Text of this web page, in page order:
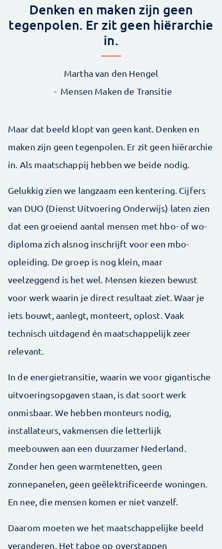
Denken en maken zijn geen
tegenpolen. Er zit geen hiërarchie
in.
Martha van den Hengel
Mensen Maken de Transitie
Maar dat beeld klopt van geen kant. Denken en
maken zijn geen tegenpolen. Er zit geen hiërarchie
in. Als maatschappij hebben we beide nodig.
Gelukkig zien we langzaam een kentering. Cijfers
van DUO (Dienst Uitvoering Onderwijs) laten zien
dat een groeiend aantal mensen met hbo- of wo-
diploma zich alsnog inschrijft voor een mbo-
opleiding. De groep is nog klein, maar
veelzeggend is het wel. Mensen kiezen bewust
voor werk waarin je direct resultaat ziet. Waar je
iets bouwt, aanlegt, monteert, oplost. Vaak
technisch uitdagend én maatschappelijk zeer
relevant.
In de energietransitie, waarin we voor gigantische
uitvoeringsopgaven staan, is dat soort werk
onmisbaar. We hebben monteurs nodig,
installateurs, vakmensen die letterlijk
meebouwen aan een duurzamer Nederland.
Zonder hen geen warmtenetten, geen
zonnepanelen, geen geëlektrificeerde woningen.
En nee, die mensen komen er niet vanzelf.
Daarom moeten we het maatschappelijke beeld
veranderen. Het taboe op overstappen